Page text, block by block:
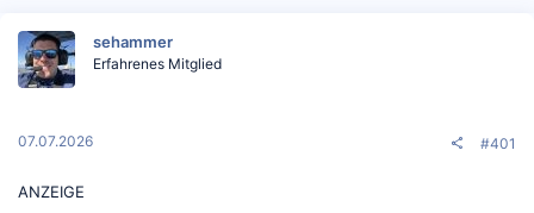
sehammer
Erfahrenes Mitglied
07.07.2026 #401
ANZEIGE